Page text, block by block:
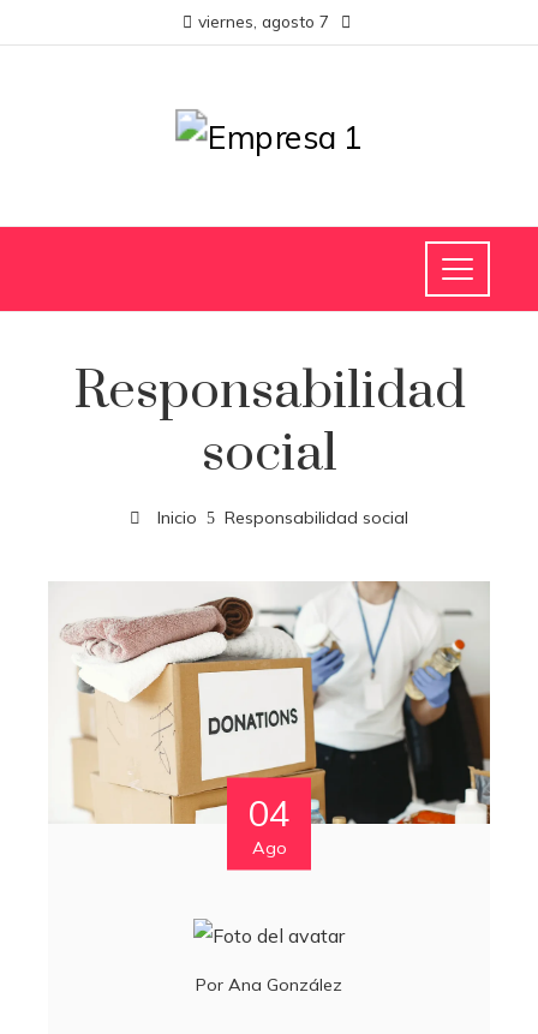
viernes, agosto 7
Responsabilidad
social
Inicio Responsabilidad social
04
Ago
Por Ana González